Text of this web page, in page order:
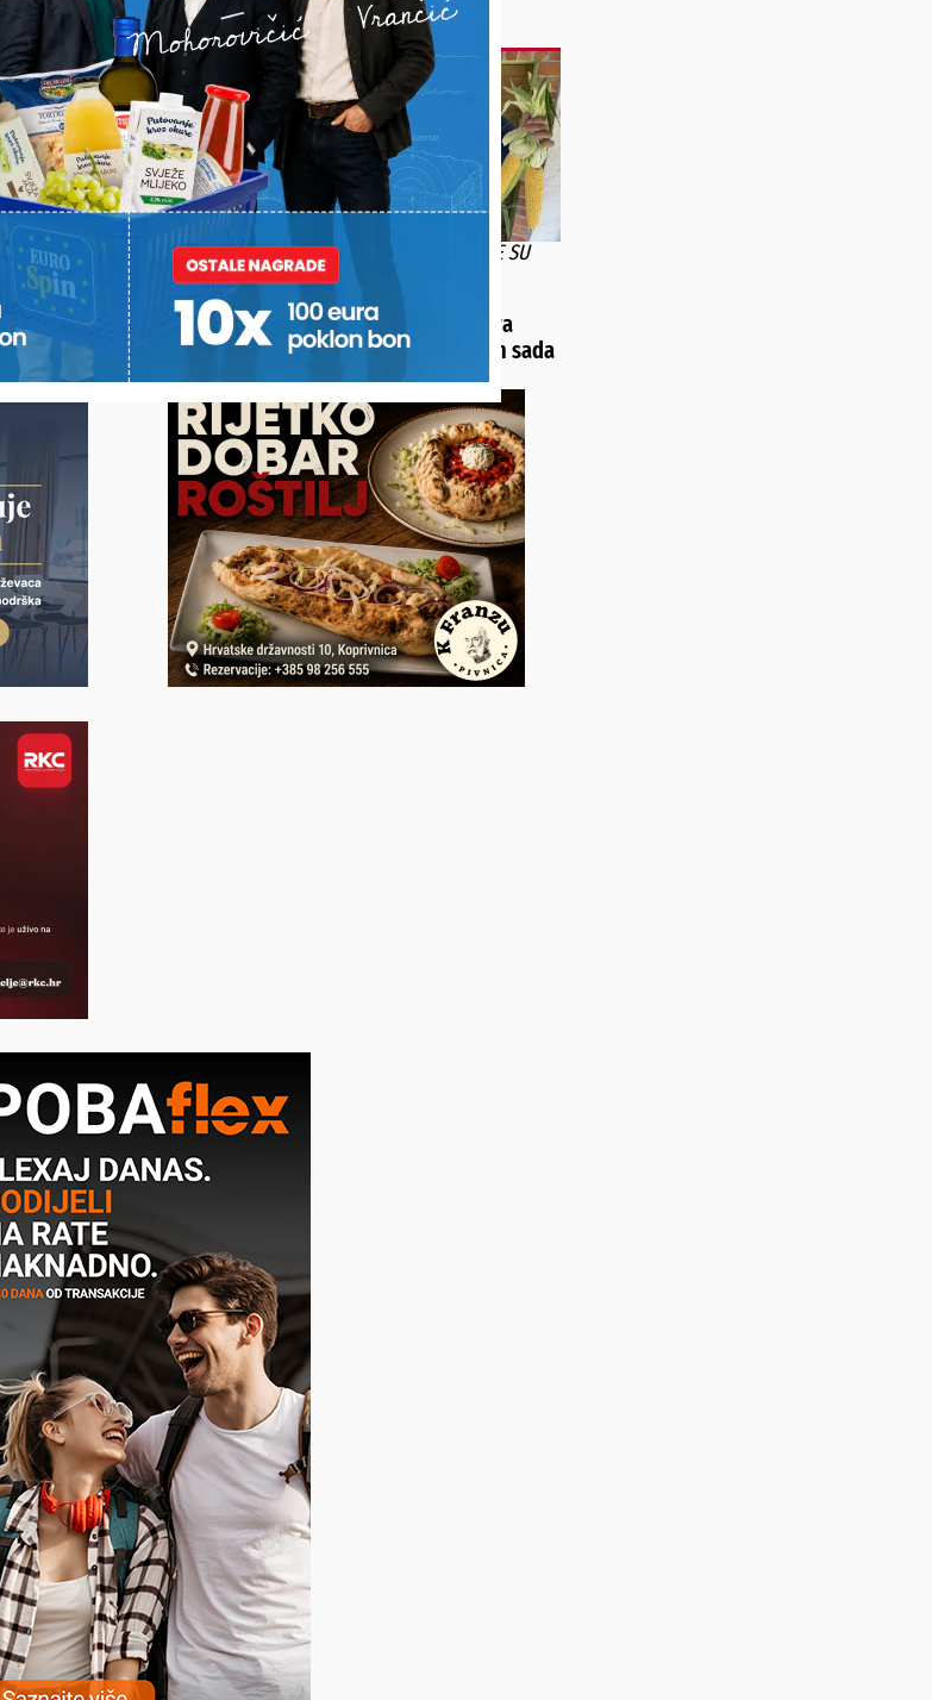
BRIGA O GRADSKOJ BAŠTINI
Esterova 19 pred
otvorenjem, pomaci i oko
još jedne poznate zgrade u
centru
OD RADA I TRUDA OSTALE SU
SAMO PUNE NJIVE
Nitko ne želi otkupiti
Josipovih 5.000 klipova
kukuruza šećerca pa ih sada
besplatno dijeli